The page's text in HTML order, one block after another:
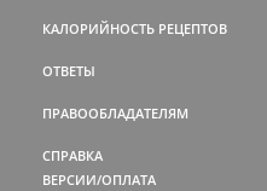
КАЛОРИЙНОСТЬ РЕЦЕПТОВ
ОТВЕТЫ
ПРАВООБЛАДАТЕЛЯМ
СПРАВКА
ВЕРСИИ/ОПЛАТА